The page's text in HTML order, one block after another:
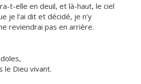
t-elle en deuil, et là-haut, le ciel
je l’ai dit et décidé, je n’y
reviendrai pas en arrière.
le Dieu vivant.